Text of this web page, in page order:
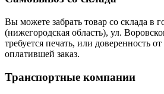
Вы можете забрать товар со склада в
(нижегородская область), ул.
требуется печать, или доверенность
оплатившей заказ.
Транспортные компании